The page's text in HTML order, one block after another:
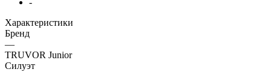
Характеристики
Бренд
—
TRUVOR Junior
Силуэт